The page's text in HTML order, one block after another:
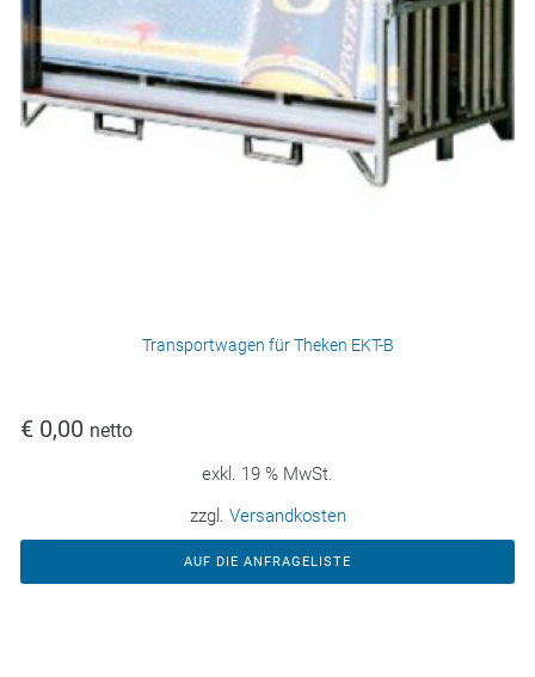
Transportwagen für Theken EKT-B
€ 0,00 netto
exkl. 19 % MwSt.
zzgl. Versandkosten
AUF DIE ANFRAGELISTE